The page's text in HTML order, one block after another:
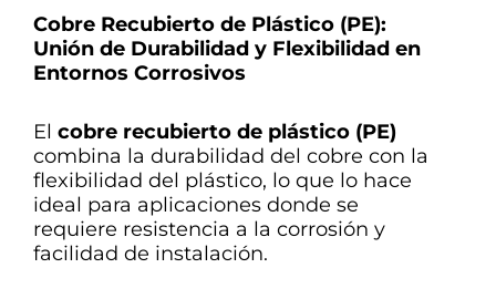
Cobre Recubierto de Plástico (PE):
Unión de Durabilidad y Flexibilidad en
Entornos Corrosivos
El cobre recubierto de plástico (PE)
combina la durabilidad del cobre con la
flexibilidad del plástico, lo que lo hace
ideal para aplicaciones donde se
requiere resistencia a la corrosión y
facilidad de instalación.